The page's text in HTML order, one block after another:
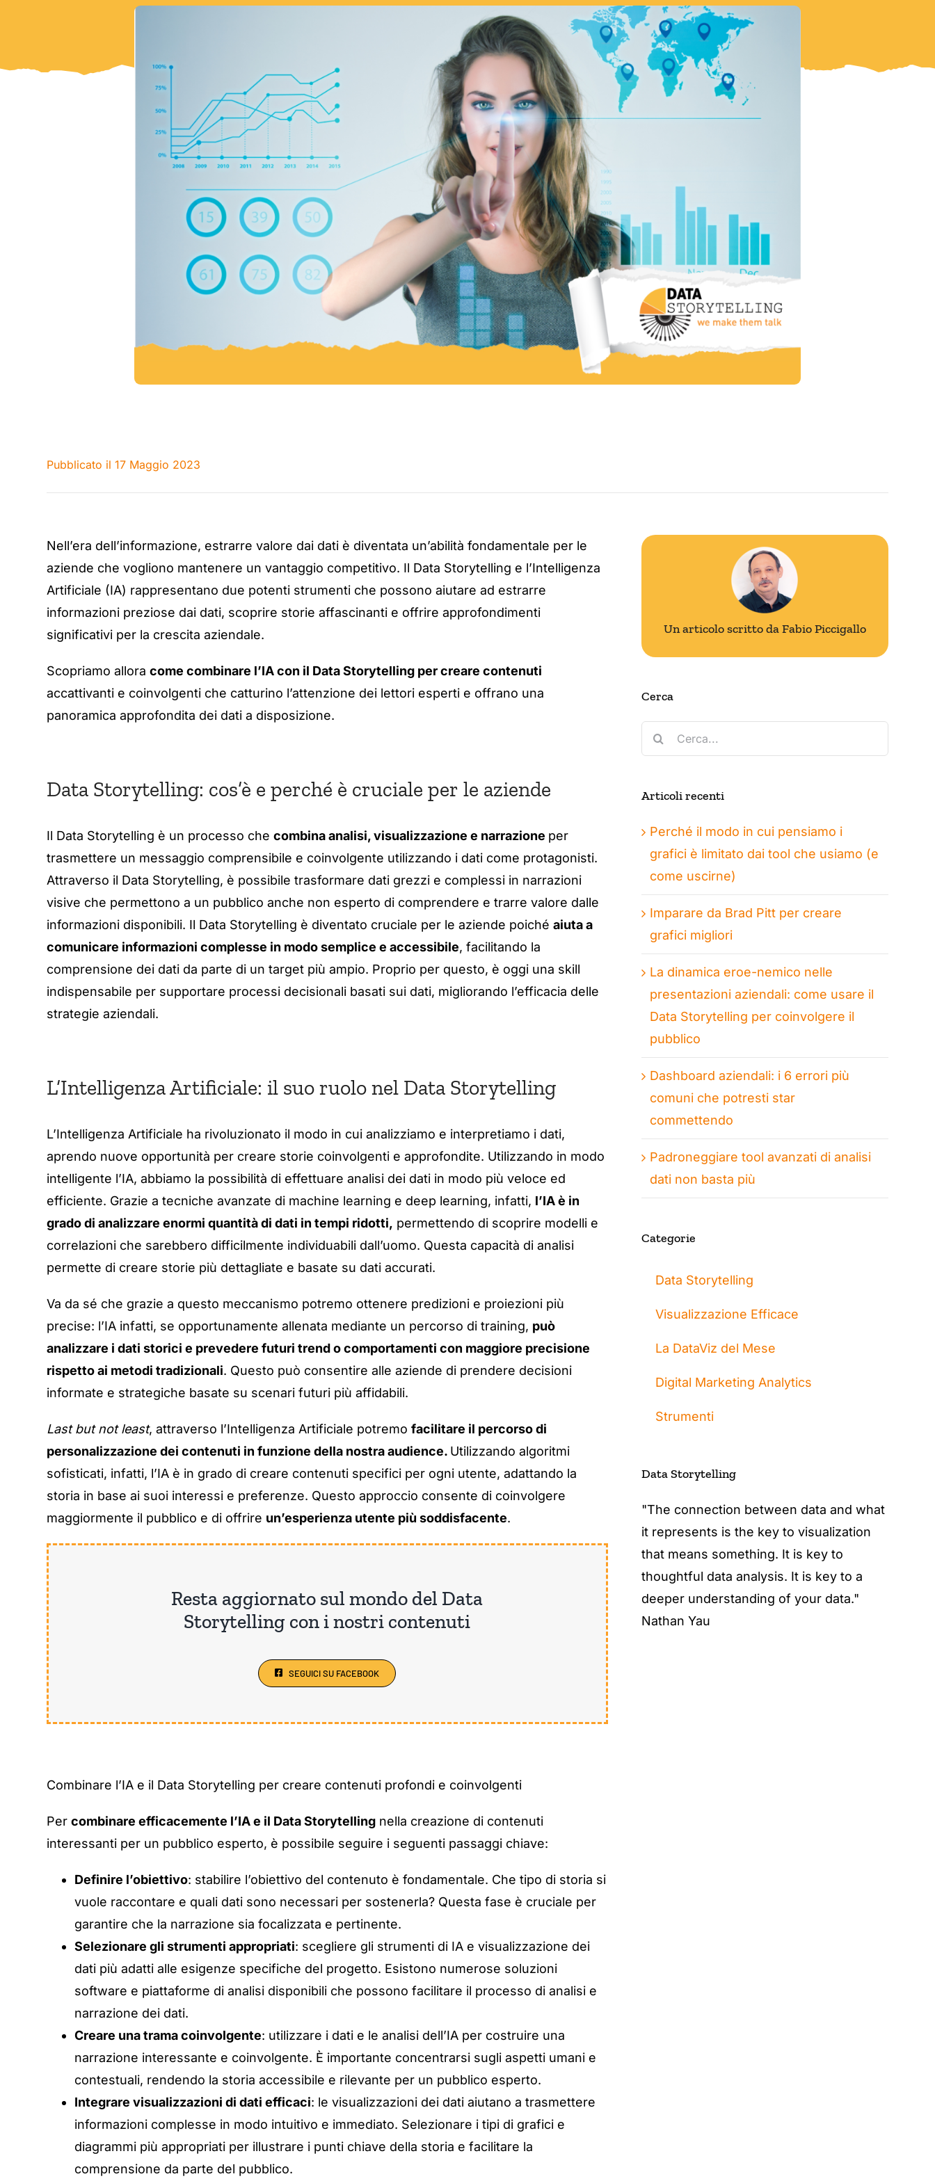
Pubblicato il 17 Maggio 2023
Nell’era dell’informazione, estrarre valore dai dati è diventata un’abilità fondamentale per le
aziende che vogliono mantenere un vantaggio competitivo. Il Data Storytelling e l’Intelligenza
Artificiale (IA) rappresentano due potenti strumenti che possono aiutare ad estrarre
informazioni preziose dai dati, scoprire storie affascinanti e offrire approfondimenti
significativi per la crescita aziendale.
Scopriamo alloracome combinare l’IA con il Data Storytelling per creare contenuti
accattivanti e coinvolgenti che catturino l’attenzione dei lettori esperti e offrano una
panoramica approfondita dei dati a disposizione.
Data Storytelling: cos’è e perché è cruciale per le aziende
Il Data Storytelling è un processo checombina analisi, visualizzazione e narrazione per
trasmettere un messaggio comprensibile e coinvolgente utilizzando i dati come protagonisti.
Attraverso il Data Storytelling, è possibile trasformare dati grezzi e complessi in narrazioni
visive che permettono a un pubblico anche non esperto di comprendere e trarre valore dalle
informazioni disponibili. Il Data Storytelling è diventato cruciale per le aziende poichéaiuta a
comunicare informazioni complesse in modo semplice e accessibile, facilitando la
comprensione dei dati da parte di un target più ampio. Proprio per questo, è oggi una skill
indispensabile per supportare processi decisionali basati sui dati, migliorando l’efficacia delle
strategie aziendali.
L’Intelligenza Artificiale: il suo ruolo nel Data Storytelling
L’Intelligenza Artificiale ha rivoluzionato il modo in cui analizziamo e interpretiamo i dati,
aprendo nuove opportunità per creare storie coinvolgenti e approfondite. Utilizzando in modo
intelligente l’IA, abbiamo la possibilità di effettuare analisi dei dati in modo più veloce ed
efficiente. Grazie a tecniche avanzate di machine learning e deep learning, infatti, l’IA è in
grado di analizzare enormi quantità di dati in tempi ridotti, permettendo di scoprire modelli e
correlazioni che sarebbero difficilmente individuabili dall’uomo. Questa capacità di analisi
permette di creare storie più dettagliate e basate su dati accurati.
Va da sé che grazie a questo meccanismo potremo ottenere predizioni e proiezioni più
precise: l’IA infatti, se opportunamente allenata mediante un percorso di training, può
analizzare i dati storici e prevedere futuri trend o comportamenti con maggiore precisione
rispetto ai metodi tradizionali. Questo può consentire alle aziende di prendere decisioni
informate e strategiche basate su scenari futuri più affidabili.
Last but not least, attraverso l’Intelligenza Artificiale potremofacilitare il percorso di
personalizzazione dei contenuti in funzione della nostra audience. Utilizzando algoritmi
sofisticati, infatti, l’IA è in grado di creare contenuti specifici per ogni utente, adattando la
storia in base ai suoi interessi e preferenze. Questo approccio consente di coinvolgere
maggiormente il pubblico e di offrire un’esperienza utente più soddisfacente.
Resta aggiornato sul mondo del Data
Storytelling con i nostri contenuti
SEGUICI SU FACEBOOK
Combinare l’IA e il Data Storytelling per creare contenuti profondi e coinvolgenti
Percombinare efficacemente l’IA e il Data Storytelling nella creazione di contenuti
interessanti per un pubblico esperto, è possibile seguire i seguenti passaggi chiave:
Definire l’obiettivo: stabilire l’obiettivo del contenuto è fondamentale. Che tipo di storia si
vuole raccontare e quali dati sono necessari per sostenerla? Questa fase è cruciale per
garantire che la narrazione sia focalizzata e pertinente.
Selezionare gli strumenti appropriati: scegliere gli strumenti di IA e visualizzazione dei
dati più adatti alle esigenze specifiche del progetto. Esistono numerose soluzioni
software e piattaforme di analisi disponibili che possono facilitare il processo di analisi e
narrazione dei dati.
Creare una trama coinvolgente: utilizzare i dati e le analisi dell’IA per costruire una
narrazione interessante e coinvolgente. È importante concentrarsi sugli aspetti umani e
contestuali, rendendo la storia accessibile e rilevante per un pubblico esperto.
Integrare visualizzazioni di dati efficaci: le visualizzazioni dei dati aiutano a trasmettere
informazioni complesse in modo intuitivo e immediato. Selezionare i tipi di grafici e
diagrammi più appropriati per illustrare i punti chiave della storia e facilitare la
comprensione da parte del pubblico.
Un articolo scritto da Fabio Piccigallo
Cerca
Cerca
per:
Articoli recenti
Perché il modo in cui pensiamo i
grafici è limitato dai tool che usiamo (e
come uscirne)
Imparare da Brad Pitt per creare
grafici migliori
La dinamica eroe-nemico nelle
presentazioni aziendali: come usare il
Data Storytelling per coinvolgere il
pubblico
Dashboard aziendali: i 6 errori più
comuni che potresti star
commettendo
Padroneggiare tool avanzati di analisi
dati non basta più
Categorie
Data Storytelling
Visualizzazione Efficace
La DataViz del Mese
Digital Marketing Analytics
Strumenti
Data Storytelling
"The connection between data and what
it represents is the key to visualization
that means something. It is key to
thoughtful data analysis. It is key to a
deeper understanding of your data."
Nathan Yau